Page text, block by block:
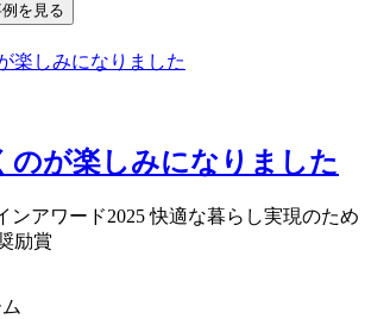
を見る
のが楽しみになりました
ンアワード2025 快適な暮らし実現のため
励賞